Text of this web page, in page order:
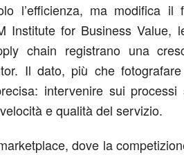
l’efficienza, ma modifica il
Institute for Business Value,
chain registrano una
Il dato, più che
intervenire sui processi
e qualità del servizio.
dove la